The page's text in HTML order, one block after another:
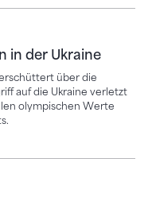
in der Ukraine
über die
auf die Ukraine verletzt
olympischen Werte
der Ukraine